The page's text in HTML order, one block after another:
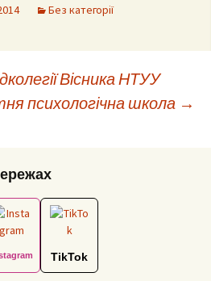
Без категорії
Вісника НТУУ
психологічна школа →
TikTok